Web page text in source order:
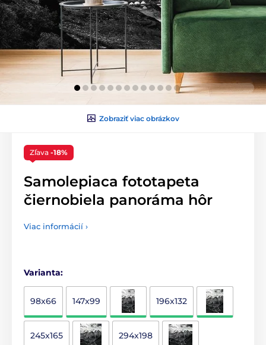
Zobraziť viac obrázkov
Zľava -18%
Samolepiaca fototapeta
čiernobiela panoráma hôr
Viac informácií ›
Varianta:
98x66 147x99 196x132
245x165 294x198